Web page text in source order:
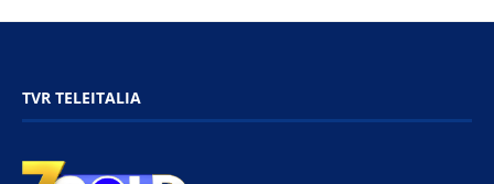
TVR TELEITALIA